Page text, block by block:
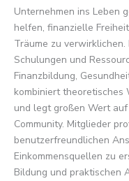
Unternehmen ins Leben
helfen, finanzielle
Träume zu
Schulungen und
Finanzbildung,
kombiniert theoretisches
und legt großen Wert
Community. Mitglieder
benutzerfreundlichen
Einkommensquellen zu
Bildung und praktischen